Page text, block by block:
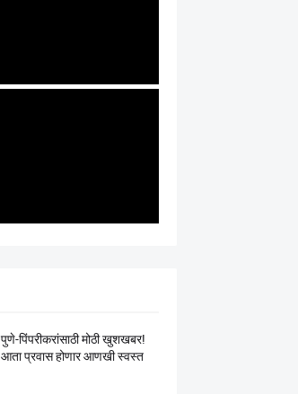
पुणे-पिंपरीकरांसाठी मोठी खुशखबर!
आता प्रवास होणार आणखी स्वस्त